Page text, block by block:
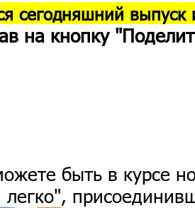
сегодняшний выпуск
на кнопку
быть в курсе